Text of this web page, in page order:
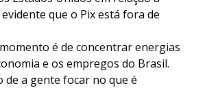
evidente que o Pix está fora de
é de concentrar energias
e os empregos do Brasil.
de a gente focar no que é